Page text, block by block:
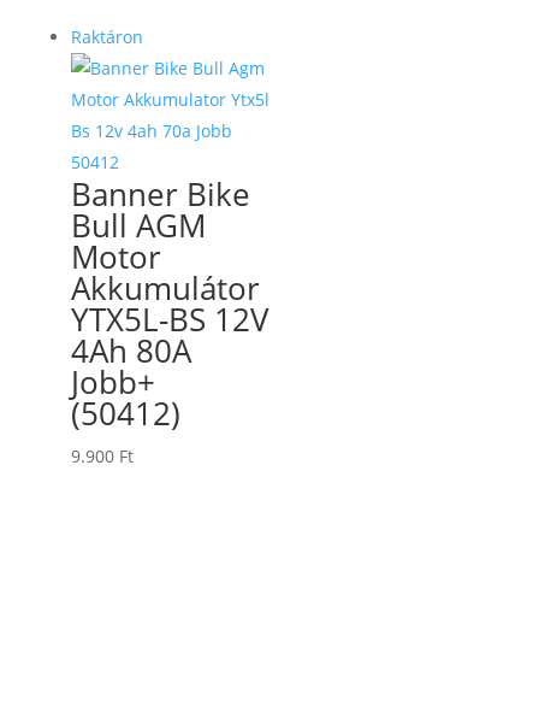
Raktáron
Banner Bike
Bull AGM
Motor
Akkumulátor
YTX5L-BS 12V
4Ah 80A
Jobb+
(50412)
9.900 Ft